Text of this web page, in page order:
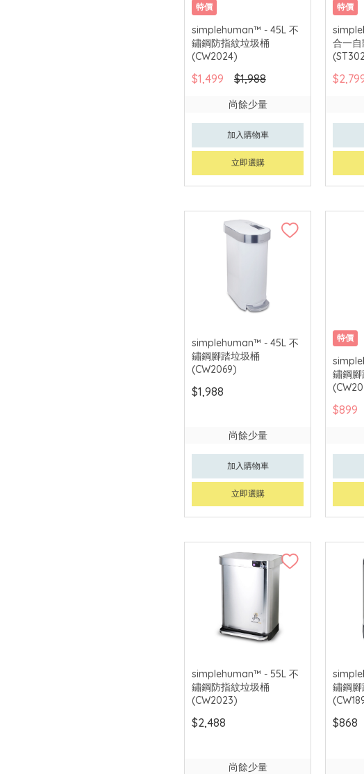
特價
simplehuman™ - 45L 不
鏽鋼防指紋垃圾桶
(CW2024)
$1,499 $1,988
尚餘少量
加入購物車
立即選購
特價
合一
simplehuman™ - 45L 不
鏽鋼腳踏垃圾桶
(CW2069)
$1,988
尚餘少量
加入購物車
立即選購
特價
鏽鋼
$899
simplehuman™ - 55L 不
鏽鋼防指紋垃圾桶
(CW2023)
$2,488
尚餘少量
鏽鋼
$868